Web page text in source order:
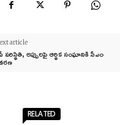
article
పరిస్థితి, అప్పులపై ఆర్థిక సంఘానికి సీఎం
RELATED